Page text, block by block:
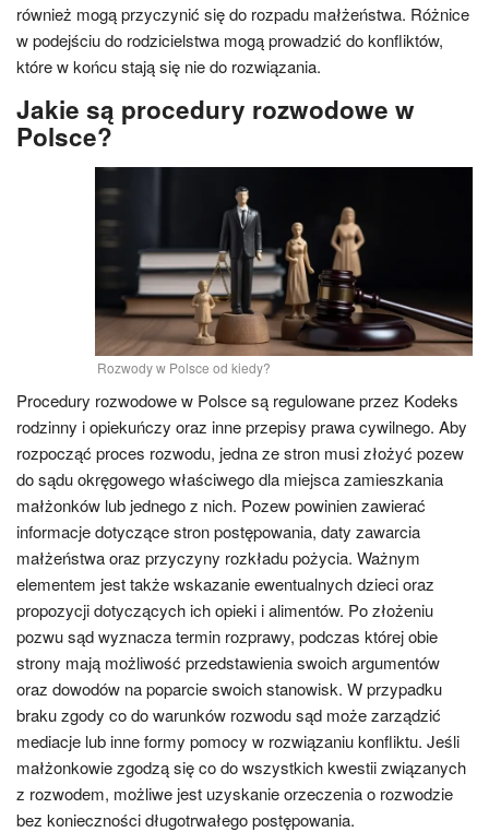
również mogą przyczynić się do rozpadu małżeństwa. Różnice
w podejściu do rodzicielstwa mogą prowadzić do konfliktów,
które w końcu stają się nie do rozwiązania.
Jakie są procedury rozwodowe w
Polsce?
Rozwody w Polsce od kiedy?
Procedury rozwodowe w Polsce są regulowane przez Kodeks
rodzinny i opiekuńczy oraz inne przepisy prawa cywilnego. Aby
rozpocząć proces rozwodu, jedna ze stron musi złożyć pozew
do sądu okręgowego właściwego dla miejsca zamieszkania
małżonków lub jednego z nich. Pozew powinien zawierać
informacje dotyczące stron postępowania, daty zawarcia
małżeństwa oraz przyczyny rozkładu pożycia. Ważnym
elementem jest także wskazanie ewentualnych dzieci oraz
propozycji dotyczących ich opieki i alimentów. Po złożeniu
pozwu sąd wyznacza termin rozprawy, podczas której obie
strony mają możliwość przedstawienia swoich argumentów
oraz dowodów na poparcie swoich stanowisk. W przypadku
braku zgody co do warunków rozwodu sąd może zarządzić
mediacje lub inne formy pomocy w rozwiązaniu konfliktu. Jeśli
małżonkowie zgodzą się co do wszystkich kwestii związanych
z rozwodem, możliwe jest uzyskanie orzeczenia o rozwodzie
bez konieczności długotrwałego postępowania.